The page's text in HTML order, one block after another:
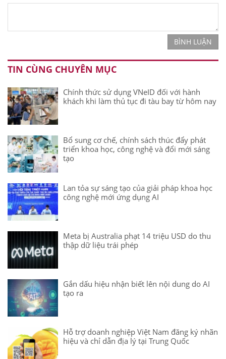
BÌNH LUẬN
TIN CÙNG CHUYÊN MỤC
Chính thức sử dụng VNeID đối với hành
khách khi làm thủ tục đi tàu bay từ hôm nay
Bổ sung cơ chế, chính sách thúc đẩy phát
triển khoa học, công nghệ và đổi mới sáng
tạo
Lan tỏa sự sáng tạo của giải pháp khoa học
công nghệ mới ứng dụng AI
Meta bị Australia phạt 14 triệu USD do thu
thập dữ liệu trái phép
Gắn dấu hiệu nhận biết lên nội dung do AI
tạo ra
Hỗ trợ doanh nghiệp Việt Nam đăng ký nhãn
hiệu và chỉ dẫn địa lý tại Trung Quốc